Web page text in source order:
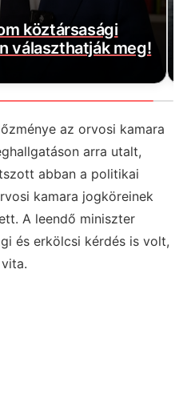
felsorolta, kik
maffiát, ezekre
az orvosi kamara
arra utalt,
abban a politikai
kamara jogköreinek
A leendő miniszter
és erkölcsi kérdés is volt,